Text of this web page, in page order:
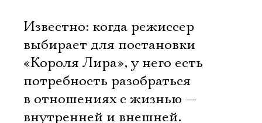
Известно: когда режиссер
выбирает для постановки
«Короля Лира», у него есть
потребность разобраться
в отношениях с жизнью —
внутренней и внешней.